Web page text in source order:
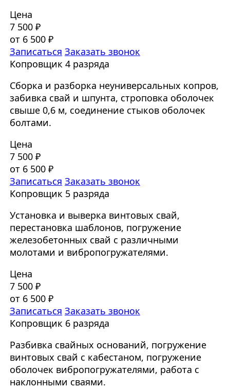
Цена
7 500 ₽
от 6 500 ₽
Записаться Заказать звонок
Копровщик 4 разряда
Сборка и разборка неуниверсальных копров,
забивка свай и шпунта, строповка оболочек
свыше 0,6 м, соединение стыков оболочек
болтами.
Цена
7 500 ₽
от 6 500 ₽
Записаться Заказать звонок
Копровщик 5 разряда
Установка и выверка винтовых свай,
перестановка шаблонов, погружение
железобетонных свай с различными
молотами и вибропогружателями.
Цена
7 500 ₽
от 6 500 ₽
Записаться Заказать звонок
Копровщик 6 разряда
Разбивка свайных оснований, погружение
винтовых свай с кабестаном, погружение
оболочек вибропогружателями, работа с
наклонными сваями.